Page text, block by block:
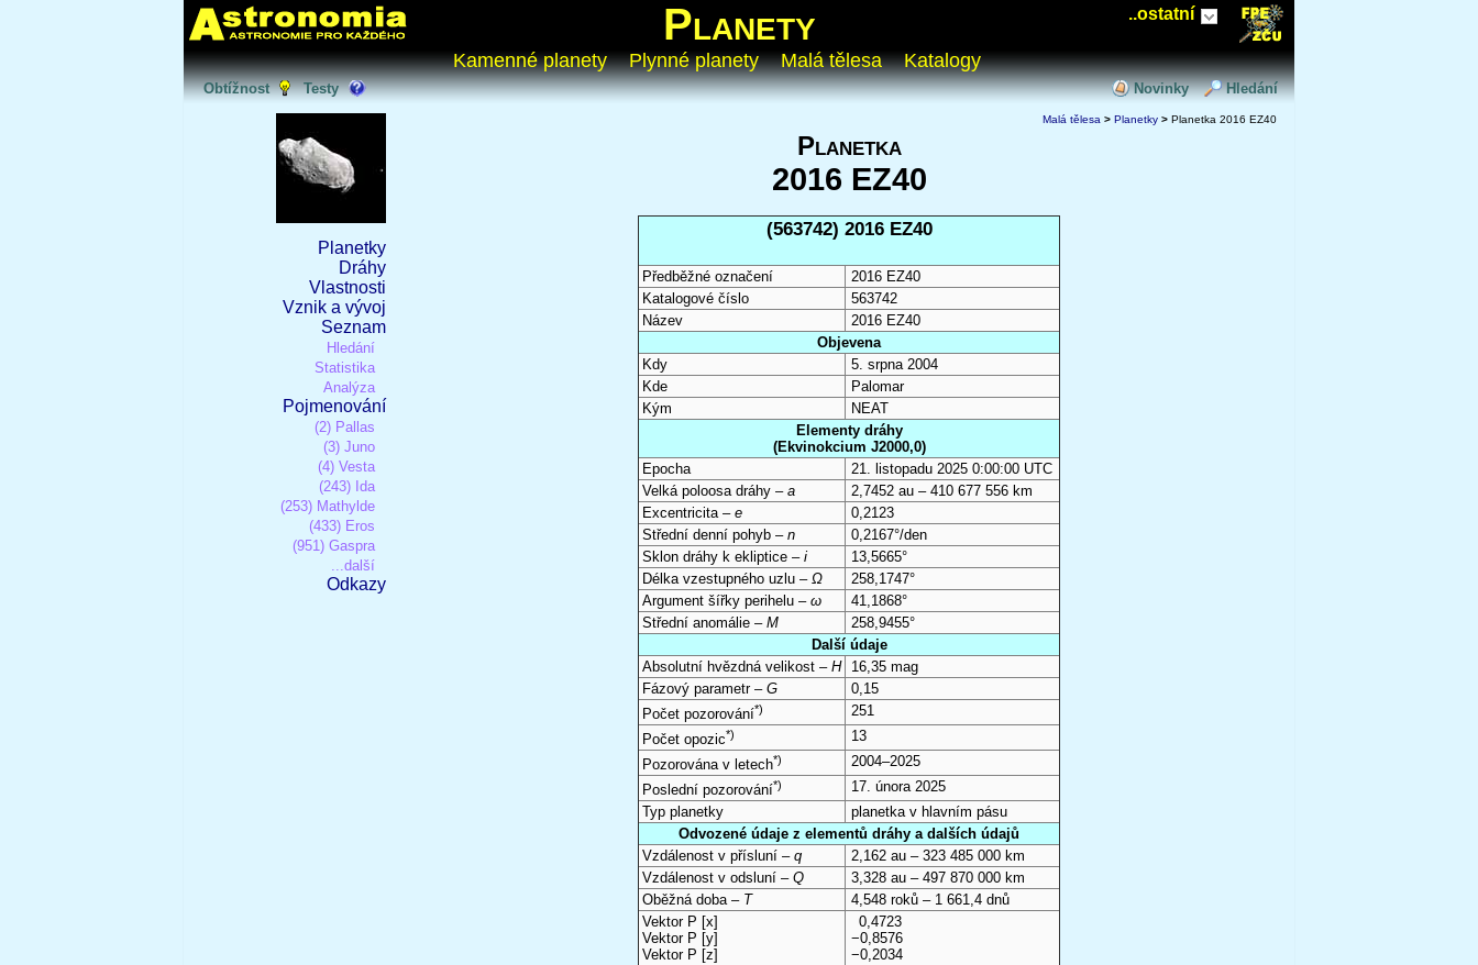
..ostatní
Planety
Kamenné planety Plynné planety Malá tělesa Katalogy
Obtížnost Testy Novinky Hledání
Planetky
Dráhy
Vlastnosti
Vznik a vývoj
Seznam
Hledání
Statistika
Analýza
Pojmenování
(2) Pallas
(3) Juno
(4) Vesta
(243) Ida
(253) Mathylde
(433) Eros
(951) Gaspra
...další
Odkazy
Malá tělesa > Planetky > Planetka 2016 EZ40
Planetka
2016 EZ40
(563742) 2016 EZ40
Předběžné označení
2016 EZ40
Katalogové číslo
563742
Název
2016 EZ40
Objevena
Kdy
5. srpna 2004
Kde
Palomar
Kým
NEAT
Elementy dráhy
(Ekvinokcium J2000,0)
Epocha
21. listopadu 2025 0:00:00 UTC
Velká poloosa dráhy – a
2,7452 au – 410 677 556 km
Excentricita – e
0,2123
Střední denní pohyb – n
0,2167°/den
Sklon dráhy k ekliptice – i
13,5665°
Délka vzestupného uzlu – Ω
258,1747°
Argument šířky perihelu – ω
41,1868°
Střední anomálie – M
258,9455°
Další údaje
Absolutní hvězdná velikost – H
16,35 mag
Fázový parametr – G
0,15
Počet pozorování*)
251
Počet opozic*)
13
Pozorována v letech*)
2004–2025
Poslední pozorování*)
17. února 2025
Typ planetky
planetka v hlavním pásu
Odvozené údaje z elementů dráhy a dalších údajů
Vzdálenost v přísluní – q
2,162 au – 323 485 000 km
Vzdálenost v odsluní – Q
3,328 au – 497 870 000 km
Oběžná doba – T
4,548 roků – 1 661,4 dnů
Vektor P [x]
Vektor P [y]
Vektor P [z]
0,4723
−0,8576
−0,2034